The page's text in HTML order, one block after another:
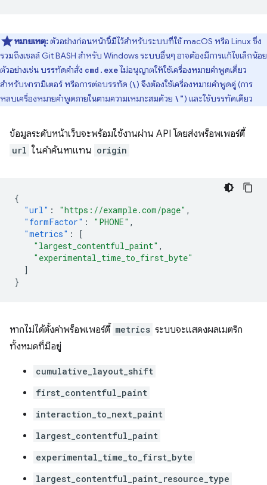
หมายเหตุ:ตัวอย่างก่อนหน้านี้มีไว้สำหรับระบบที่ใช้ macOS หรือ Linux ซึ่ง
รวมถึงเชลล์ Git BASH สำหรับ Windows ระบบอื่นๆ อาจต้องมีการแก้ไขเล็กน้อย
ตัวอย่างเช่น บรรทัดคำสั่ง cmd.exeไม่อนุญาตให้ใช้เครื่องหมายคำพูดเดี่ยว
สำหรับพารามิเตอร์ หรือการต่อบรรทัด (\) จึงต้องใช้เครื่องหมายคำพูดคู่ (การ
หลบเครื่องหมายคำพูดภายในตามความเหมาะสมด้วย \") และใช้บรรทัดเดียว
ข้อมูลระดับหน้าเว็บจะพร้อมใช้งานผ่าน API โดยส่งพร็อพเพอร์ตี้
url ในคําค้นหาแทน origin
{
"url" : "https://example.com/page" ,
"formFactor" : "PHONE" ,
"metrics" :
[
"largest_contentful_paint" ,
"experimental_time_to_first_byte"
]
}
หากไม่ได้ตั้งค่าพร็อพเพอร์ตี้ metrics ระบบจะแสดงผลเมตริก
ทั้งหมดที่มีอยู่
cumulative_layout_shift
first_contentful_paint
interaction_to_next_paint
largest_contentful_paint
experimental_time_to_first_byte
largest_contentful_paint_resource_type